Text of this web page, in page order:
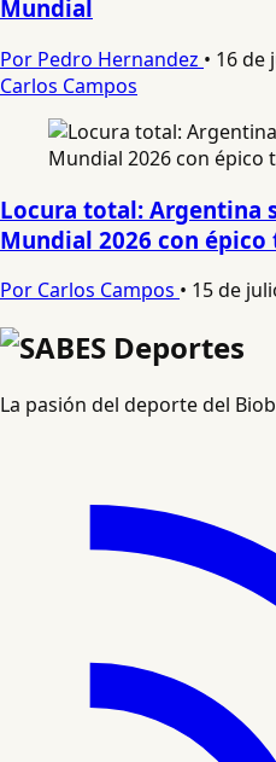
Mundial
Por Pedro Hernandez • 16 de
Carlos Campos
Locura total: Argentina
Mundial 2026 con
Por Carlos Campos • 15 de
La pasión del deporte del